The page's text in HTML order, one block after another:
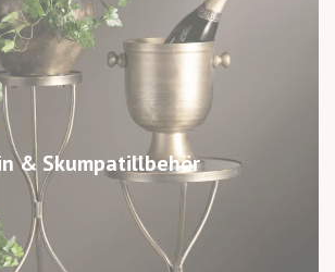
& Skumpatillbehör